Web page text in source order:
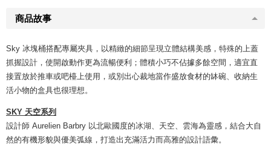
商品故事
Sky 冰塊桶搭配專屬夾具，以精緻的細節呈現立體結構美感，特殊的上蓋
抓握設計，使開啟動作更為流暢便利；體積小巧不佔據多餘空間，適宜直
接置放於推車或吧檯上使用，或別出心裁地當作盛放食材的缽碗、收納生
活小物的盒具也很理想。
SKY 天空系列
設計師 Aurelien Barbry 以北歐國度的冰湖、天空、雲海為靈感，結合大自
然的有機形貌與優美弧線，打造出充滿活力而高雅的設計語彙。